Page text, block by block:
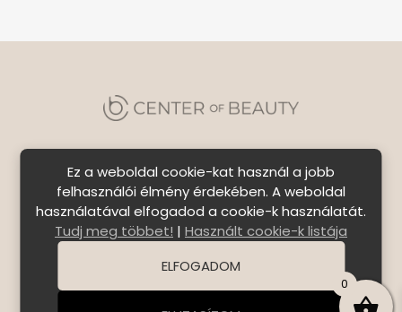
Szállítási feltételek|Általános Szerződési
Feltételek|Bejelentkezés
© Copyright 2026 C E N T E R o f B E A U T Y | All Rights
Reserved. | Designed byASSEMBLY
Ez a weboldal cookie-kat használ a jobb
felhasználói élmény érdekében. A weboldal
használatával elfogadod a cookie-k használatát.
Tudj meg többet! | Használt cookie-k listája
ELFOGADOM
0